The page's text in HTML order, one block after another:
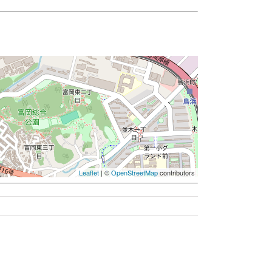
Leaflet | ©OpenStreetMapcontributors